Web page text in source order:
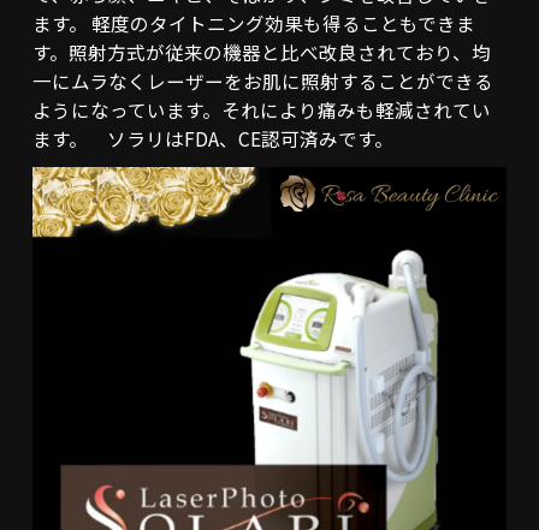
ます。 軽度のタイトニング効果も得ることもできま
す。照射方式が従来の機器と比べ改良されており、均
一にムラなくレーザーをお肌に照射することができる
ようになっています。それにより痛みも軽減されてい
ます。 ソラリはFDA、CE認可済みです。